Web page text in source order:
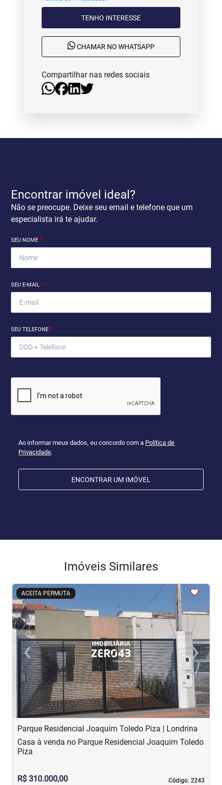
TENHO INTERESSE
CHAMAR NO WHATSAPP
Compartilhar nas redes sociais
Encontrar imóvel ideal?
Não se preocupe. Deixe seu email e telefone que um
especialista irá te ajudar.
SEU NOME*
SEU E-MAIL*
SEU TELEFONE*
Ao informar meus dados, eu concordo com a Política de
Privacidade.
ENCONTRAR UM IMÓVEL
Imóveis Similares
ACEITA PERMUTA
<<<<
‹Previous ›Next
Parque Residencial Joaquim Toledo Piza | Londrina
Código. 2243
Código. 2243
Casa à venda no Parque Residencial Joaquim Toledo
Piza
R$ 310.000,00